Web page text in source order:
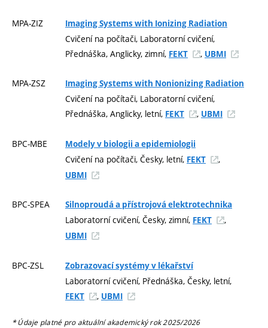
MPA-ZIZ Imaging Systems with Ionizing Radiation
Cvičení na počítači, Laboratorní cvičení,
Přednáška, Anglicky, zimní, FEKT , UBMI
MPA-ZSZ Imaging Systems with Nonionizing Radiation
Cvičení na počítači, Laboratorní cvičení,
Přednáška, Anglicky, letní, FEKT , UBMI
BPC-MBE Modely v biologii a epidemiologii
Cvičení na počítači, Česky, letní, FEKT ,
UBMI
BPC-SPEA Silnoproudá a přístrojová elektrotechnika
Laboratorní cvičení, Česky, zimní, FEKT ,
UBMI
BPC-ZSL Zobrazovací systémy v lékařství
Laboratorní cvičení, Přednáška, Česky, letní,
FEKT , UBMI
* Údaje platné pro aktuální akademický rok 2025/2026